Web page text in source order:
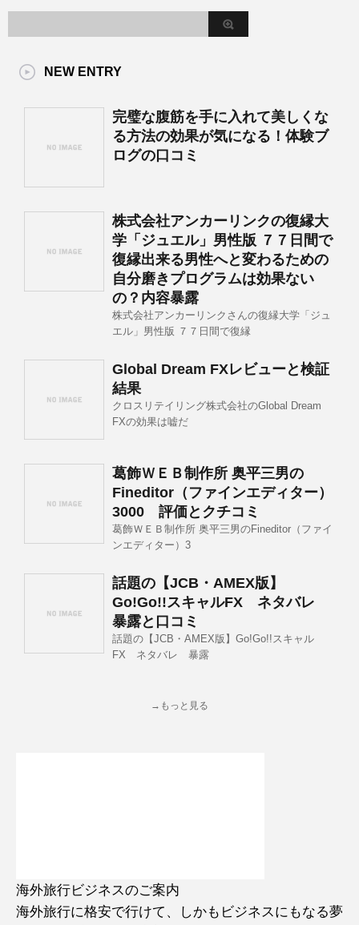
NEW ENTRY
完璧な腹筋を手に入れて美しくな
る方法の効果が気になる！体験ブ
ログの口コミ
株式会社アンカーリンクの復縁大
学「ジュエル」男性版 ７７日間で
復縁出来る男性へと変わるための
自分磨きプログラムは効果ない
の？内容暴露
株式会社アンカーリンクさんの復縁大学「ジュ
エル」男性版 ７７日間で復縁
Global Dream FXレビューと検証
結果
クロスリテイリング株式会社のGlobal Dream
FXの効果は嘘だ
葛飾ＷＥＢ制作所 奥平三男の
Fineditor（ファインエディター）
3000 評価とクチコミ
葛飾ＷＥＢ制作所 奥平三男のFineditor（ファイ
ンエディター）3
話題の【JCB・AMEX版】
Go!Go!!スキャルFX ネタバレ
暴露と口コミ
話題の【JCB・AMEX版】Go!Go!!スキャル
FX ネタバレ 暴露
→もっと見る
海外旅行ビジネスのご案内
海外旅行に格安で行けて、しかもビジネスにもなる夢